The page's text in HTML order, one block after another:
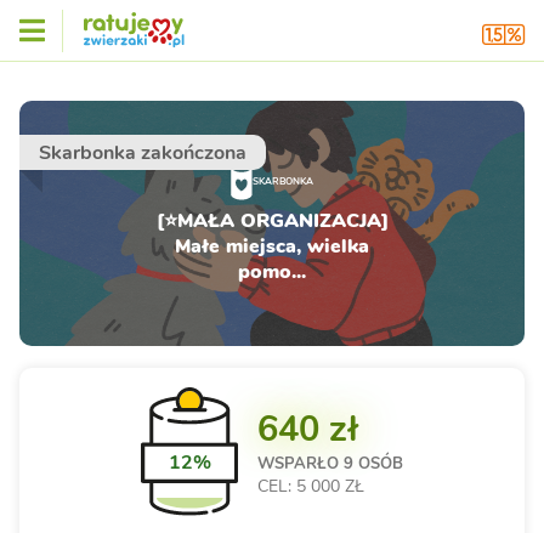
Skarbonka zakończona
SKARBONKA
[⭐MAŁA ORGANIZACJA]
Małe miejsca, wielka
pomo...
12%
640 zł
WSPARŁO 9 OSÓB
CEL: 5 000 ZŁ